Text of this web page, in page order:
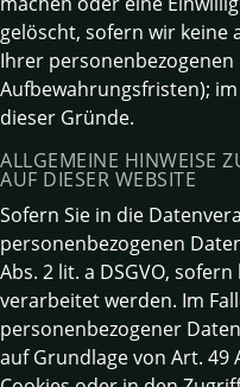
gelöscht, sofern wir keine
Ihrer
Aufbewahrungsfristen);
dieser Gründe.
ALLGEMEINE HINWEISE
AUF DIESER WEBSITE
Sofern Sie in die
personenbezogenen
Abs. 2 lit. a DSGVO,
verarbeitet werden. Im
personenbezogener
auf Grundlage von Art. 49